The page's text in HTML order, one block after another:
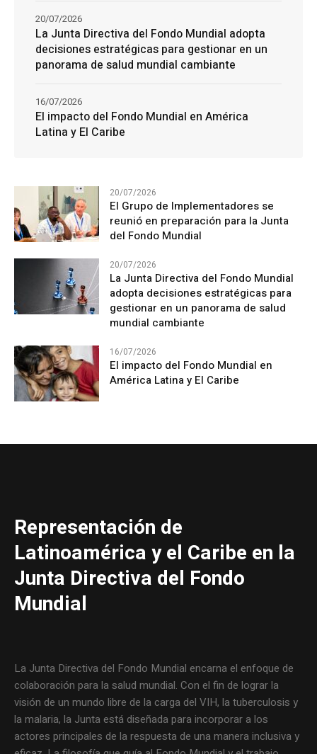
La Junta Directiva del Fondo Mundial adopta
decisiones estratégicas para gestionar en un
panorama de salud mundial cambiante
20/07/2026
El impacto del Fondo Mundial en América
Latina y El Caribe
16/07/2026
20/07/2026
El Grupo de Implementadores se
reunió en preparación para la Junta
del Fondo Mundial
20/07/2026
La Junta Directiva del Fondo Mundial
adopta decisiones estratégicas para
gestionar en un panorama de salud
mundial cambiante
16/07/2026
El impacto del Fondo Mundial en
América Latina y El Caribe
Representación de
Latinoamérica y el Caribe en la
Junta Directiva del Fondo
Mundial
La Junta Directiva del Fondo Mundial encarna el enfoque de
colaboración para la salud mundial. Con el fin de lograr la
visión de un mundo libre de la carga del VIH, la tuberculosis y
la malaria, la Junta está diseñada para incorporar a los
actores principales de la respuesta de una manera inclusiva y